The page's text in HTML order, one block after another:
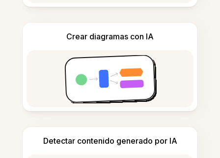
Crear diagramas con IA
Detectar contenido generado por IA